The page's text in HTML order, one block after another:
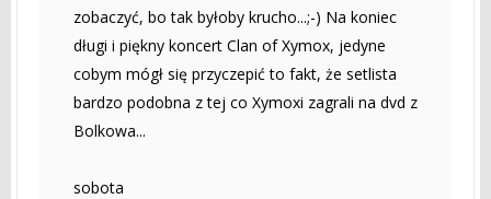
zobaczyć, bo tak byłoby krucho...;-) Na koniec
długi i piękny koncert Clan of Xymox, jedyne
cobym mógł się przyczepić to fakt, że setlista
bardzo podobna z tej co Xymoxi zagrali na dvd z
Bolkowa...
sobota